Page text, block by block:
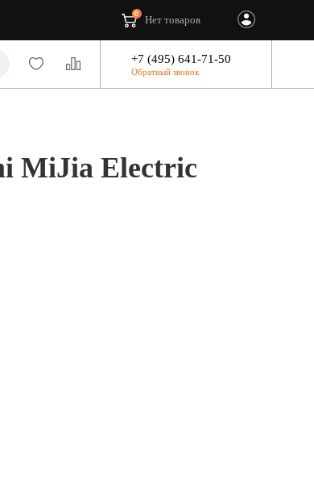
0
Нет товаров
+7 (495) 641-71-50
Обратный звонок
MiJia Electric